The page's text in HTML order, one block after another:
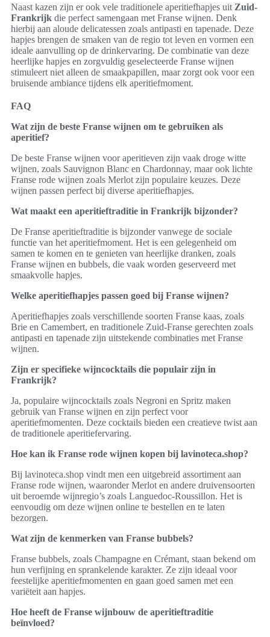
Naast kazen zijn er ook vele traditionele aperitiefhapjes uit Zuid-
Frankrijk die perfect samengaan met Franse wijnen. Denk
hierbij aan aloude delicatessen zoals antipasti en tapenade. Deze
hapjes brengen de smaken van de regio tot leven en vormen een
ideale aanvulling op de drinkervaring. De combinatie van deze
heerlijke hapjes en zorgvuldig geselecteerde Franse wijnen
stimuleert niet alleen de smaakpapillen, maar zorgt ook voor een
bruisende ambiance tijdens elk aperitiefmoment.
FAQ
Wat zijn de beste Franse wijnen om te gebruiken als
aperitief?
De beste Franse wijnen voor aperitieven zijn vaak droge witte
wijnen, zoals Sauvignon Blanc en Chardonnay, maar ook lichte
Franse rode wijnen zoals Merlot zijn populaire keuzes. Deze
wijnen passen perfect bij diverse aperitiefhapjes.
Wat maakt een aperitieftraditie in Frankrijk bijzonder?
De Franse aperitieftraditie is bijzonder vanwege de sociale
functie van het aperitiefmoment. Het is een gelegenheid om
samen te komen en te genieten van heerlijke dranken, zoals
Franse wijnen en bubbels, die vaak worden geserveerd met
smaakvolle hapjes.
Welke aperitiefhapjes passen goed bij Franse wijnen?
Aperitiefhapjes zoals verschillende soorten Franse kaas, zoals
Brie en Camembert, en traditionele Zuid-Franse gerechten zoals
antipasti en tapenade zijn uitstekende combinaties met Franse
wijnen.
Zijn er specifieke wijncocktails die populair zijn in
Frankrijk?
Ja, populaire wijncocktails zoals Negroni en Spritz maken
gebruik van Franse wijnen en zijn perfect voor
aperitiefmomenten. Deze cocktails bieden een creatieve twist aan
de traditionele aperitiefervaring.
Hoe kan ik Franse rode wijnen kopen bij lavinoteca.shop?
Bij lavinoteca.shop vindt men een uitgebreid assortiment aan
Franse rode wijnen, waaronder Merlot en andere druivensoorten
uit beroemde wijnregio’s zoals Languedoc-Roussillon. Het is
eenvoudig om deze wijnen online te bestellen en te laten
bezorgen.
Wat zijn de kenmerken van Franse bubbels?
Franse bubbels, zoals Champagne en Crémant, staan bekend om
hun verfijning en sprankelende karakter. Ze zijn ideaal voor
feestelijke aperitiefmomenten en gaan goed samen met een
variëteit aan hapjes.
Hoe heeft de Franse wijnbouw de aperitieftraditie
beïnvloed?